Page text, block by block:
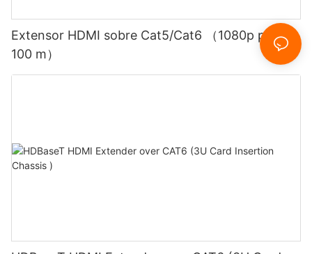
Extensor HDMI sobre Cat5/Cat6 （1080p por
100 m）